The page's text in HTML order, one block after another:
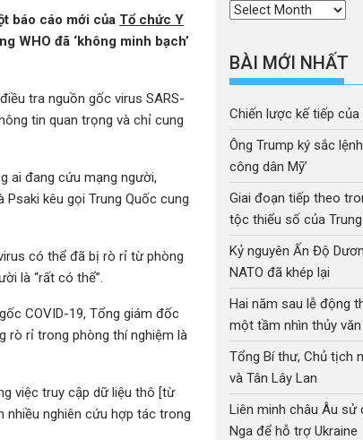
báo cáo mới của Tổ chức Y
WHO đã ‘không minh bạch’
tra nguồn gốc virus SARS-
tin quan trọng và chỉ cung
ai đang cứu mạng người,
kêu gọi Trung Quốc cung
có thể đã bị rò rỉ từ phòng
là “rất có thể”.
COVID-19, Tổng giám đốc
rò rỉ trong phòng thí nghiệm là
việc truy cập dữ liệu thô [từ
nhiều nghiên cứu hợp tác trong
Thời
BÀI MỚI NHẤT
Chiến lược kế tiếp
Ông Trump ký sắc
công dân Mỹ’
Giai đoạn tiếp theo
tộc thiểu số của
Kỷ nguyên Ấn Độ
NATO đã khép lại
Hai năm sau lễ động
một tầm nhìn thủy
Tổng Bí thư, Chủ tịch
và Tân Lây Lan
Liên minh châu Âu sử
Nga để hỗ trợ Ukraine